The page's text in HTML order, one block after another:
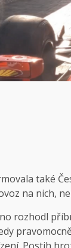
také
na nich,
rozhodl
Postih